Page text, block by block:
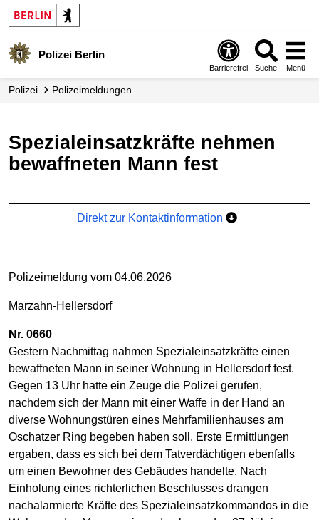
Polizei Berlin
Barrierefrei Suche Menü
Polizei Polizei­meldungen
Spezialeinsatzkräfte nehmen
bewaffneten Mann fest
Direkt zur Kontaktinformation
Polizeimeldung vom 04.06.2026
Marzahn-Hellersdorf
Nr. 0660
Gestern Nachmittag nahmen Spezialeinsatzkräfte einen
bewaffneten Mann in seiner Wohnung in Hellersdorf fest.
Gegen 13 Uhr hatte ein Zeuge die Polizei gerufen,
nachdem sich der Mann mit einer Waffe in der Hand an
diverse Wohnungstüren eines Mehrfamilienhauses am
Oschatzer Ring begeben haben soll. Erste Ermittlungen
ergaben, dass es sich bei dem Tatverdächtigen ebenfalls
um einen Bewohner des Gebäudes handelte. Nach
Einholung eines richterlichen Beschlusses drangen
nachalarmierte Kräfte des Spezialeinsatzkommandos in die